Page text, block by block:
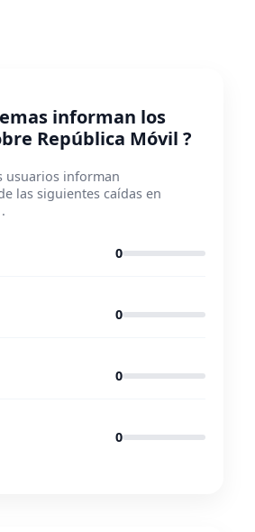
informan los
República Móvil ?
usuarios informan
las siguientes caídas en
0
0
0
0